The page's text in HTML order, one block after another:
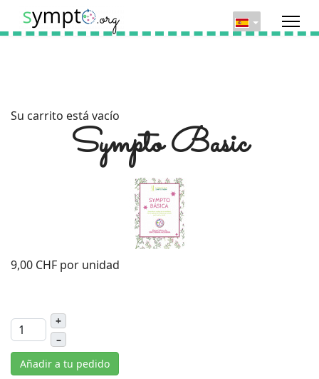
Su carrito está vacío
Sympto Basic
9,00 CHF por unidad
+
–
Añadir a tu pedido